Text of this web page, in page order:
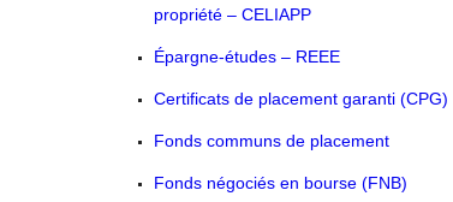
propriété – CELIAPP
Épargne-études – REEE
Certificats de placement garanti (CPG)
Fonds communs de placement
Fonds négociés en bourse (FNB)